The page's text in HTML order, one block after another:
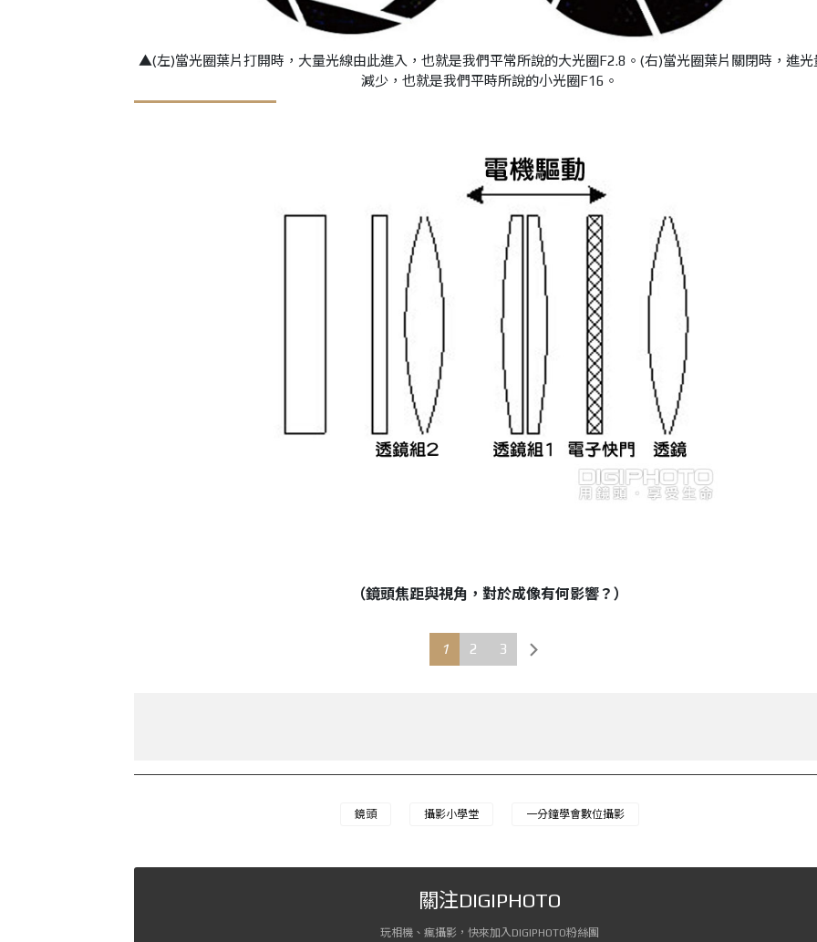
▲(左)當光圈葉片打開時，大量光線由此進入，也就是我們平常所說的大光圈F2.8。(右)當光圈葉片關閉時，進光
減少，也就是我們平時所說的小光圈F16。
（鏡頭焦距與視角，對於成像有何影響？）
1 2 3
鏡頭 攝影小學堂 一分鐘學會數位攝影
關注DIGIPHOTO
玩相機、瘋攝影，快來加入DIGIPHOTO粉絲團